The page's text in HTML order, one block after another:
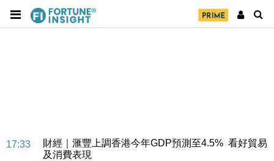
17:33
財經｜滙豐上調香港今年GDP預測至4.5% 看好貿易
及消費表現